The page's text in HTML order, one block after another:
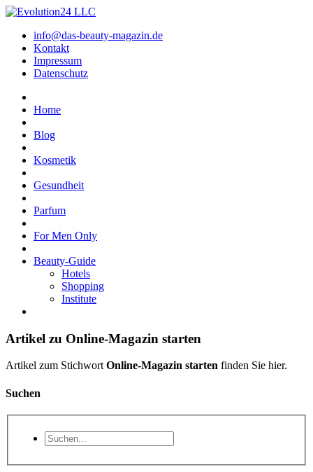
info@das-beauty-magazin.de
Kontakt
Impressum
Datenschutz
Home
Blog
Kosmetik
Gesundheit
Parfum
For Men Only
Beauty-Guide
Hotels
Shopping
Institute
Artikel zu Online-Magazin starten
Artikel zum StichwortOnline-Magazin starten finden Sie hier.
Suchen